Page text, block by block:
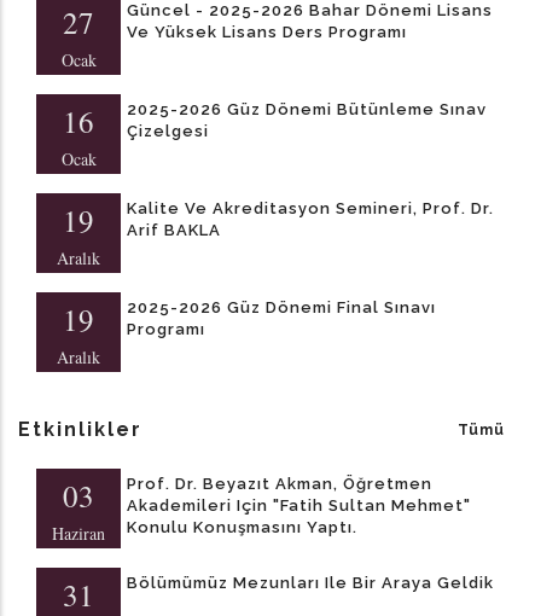
27
Ocak
Güncel - 2025-2026 Bahar Dönemi Lisans
Ve Yüksek Lisans Ders Programı
16
Ocak
2025-2026 Güz Dönemi Bütünleme Sınav
Çizelgesi
19
Aralık
Kalite Ve Akreditasyon Semineri, Prof. Dr.
Arif BAKLA
19
Aralık
2025-2026 Güz Dönemi Final Sınavı
Programı
Etkinlikler Tümü
03
Haziran
Prof. Dr. Beyazıt Akman, Öğretmen
Akademileri Için "Fatih Sultan Mehmet"
Konulu Konuşmasını Yaptı.
31 Bölümümüz Mezunları Ile Bir Araya Geldik